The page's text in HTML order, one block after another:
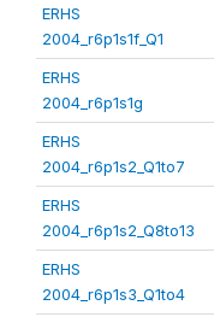
ERHS
2004_r6p1s1f_Q1
ERHS
2004_r6p1s1g
ERHS
2004_r6p1s2_Q1to7
ERHS
2004_r6p1s2_Q8to13
ERHS
2004_r6p1s3_Q1to4